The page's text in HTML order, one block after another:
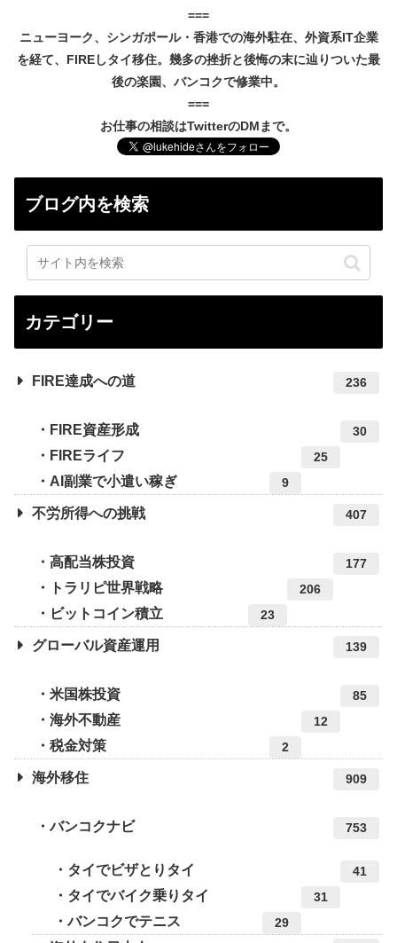
===
ニューヨーク、シンガポール・香港での海外駐在、外資系IT企業
を経て、FIREしタイ移住。幾多の挫折と後悔の末に辿りついた最
後の楽園、バンコクで修業中。
===
お仕事の相談はTwitterのDMまで。
ブログ内を検索
カテゴリー
FIRE達成への道 236
FIRE資産形成 30
FIREライフ 25
AI副業で小遣い稼ぎ 9
不労所得への挑戦 407
高配当株投資 177
トラリピ世界戦略 206
ビットコイン積立 23
グローバル資産運用 139
米国株投資 85
海外不動産 12
税金対策 2
海外移住 909
バンコクナビ 753
タイでビザとりタイ 41
タイでバイク乗りタイ 31
バンコクでテニス 29